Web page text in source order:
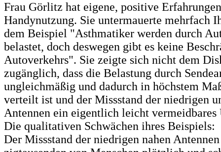
Frau Görlitz hat eigene, positive
Handynutzung. Sie untermauerte mehrfach
dem Beispiel "Asthmatiker werden durch
belastet, doch deswegen gibt es keine
Autoverkehrs". Sie zeigte sich nicht dem
zugänglich, dass die Belastung durch
ungleichmäßig und dadurch in höchstem
verteilt ist und der Missstand der niedrigen
Antennen ein eigentlich leicht vermeidbares
Die qualitativen Schwächen ihres Beispiels:
Der Missstand der niedrigen nahen